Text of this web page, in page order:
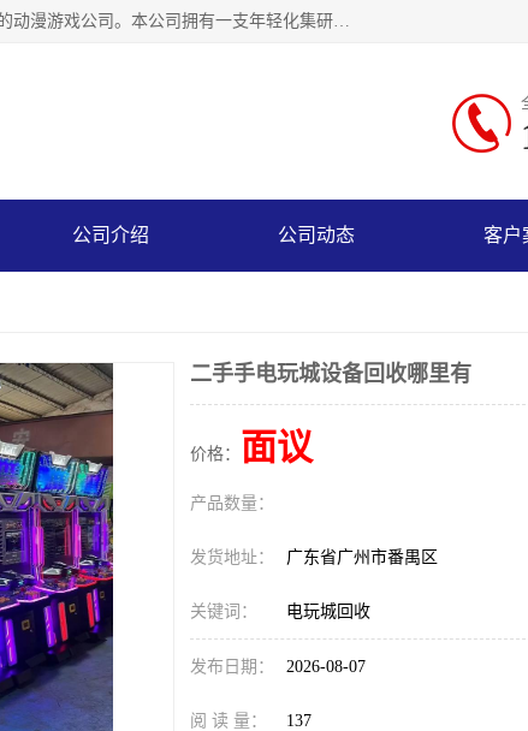
广州华耀动漫科技有限公司是一家集研发、生产、销售、娱乐场地合作经营于一体的动漫游戏公司。本公司拥有一支年轻化集研发生产到售后服务的队伍，及时地为客户提供、赚钱的产品。本公司以雄厚的实力、合理的价格、优良的服务与多家企业建立了长期的合作关系。热诚欢迎各界前来参观、考察、洽谈业务。目前公司经营的产品有：各种捕渔游戏机系列，大型模拟机系列、轮盘机系列、连线机系列、框体机系列、玛莉机系列等。
公司介绍 公司动态 客户
二手手电玩城设备回收哪里有
价格： 面议
产品数量：
发货地址： 广东省广州市番禺区
关键词： 电玩城回收
发布日期： 2026-08-07
阅 读 量： 137